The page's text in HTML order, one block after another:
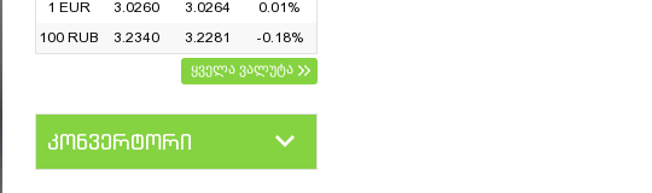
1 EUR
3.0260 3.0264
0.01%
100 RUB
3.2340 3.2281
-0.18%
ყველა ვალუტა
კონვერტორი